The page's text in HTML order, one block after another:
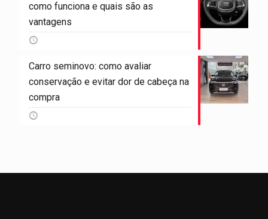
como funciona e quais são as
vantagens
Carro seminovo: como avaliar
conservação e evitar dor de cabeça na
compra